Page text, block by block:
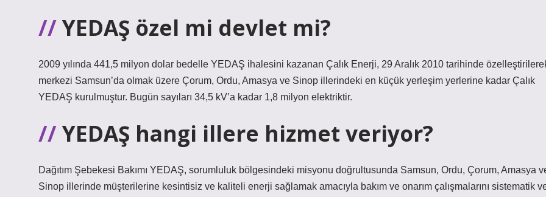
YEDAŞ özel mi devlet mi?
2009 yılında 441,5 milyon dolar bedelle YEDAŞ ihalesini kazanan Çalık Enerji, 29 Aralık 2010 tarihinde
merkezi Samsun’da olmak üzere Çorum, Ordu, Amasya ve Sinop illerindeki en küçük yerleşim yerlerine kadar Çalık
YEDAŞ kurulmuştur. Bugün sayıları 34,5 kV’a kadar 1,8 milyon elektriktir.
YEDAŞ hangi illere hizmet veriyor?
Dağıtım Şebekesi Bakımı YEDAŞ, sorumluluk bölgesindeki misyonu doğrultusunda Samsun, Ordu, Çorum, Amasya
Sinop illerinde müşterilerine kesintisiz ve kaliteli enerji sağlamak amacıyla bakım ve onarım çalışmalarını sistematik